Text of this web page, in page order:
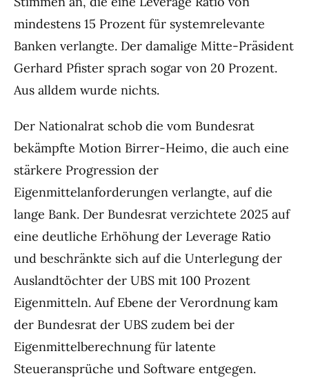
mindestens 15 Prozent für systemrelevante
Banken verlangte. Der damalige Mitte-Präsident
Gerhard Pfister sprach sogar von 20 Prozent.
Aus alldem wurde nichts.
Der Nationalrat schob die vom Bundesrat
bekämpfte Motion Birrer-Heimo, die auch eine
stärkere Progression der
Eigenmittelanforderungen verlangte, auf die
lange Bank. Der Bundesrat verzichtete 2025 auf
eine deutliche Erhöhung der Leverage Ratio
und beschränkte sich auf die Unterlegung der
Auslandtöchter der UBS mit 100 Prozent
Eigenmitteln. Auf Ebene der Verordnung kam
der Bundesrat der UBS zudem bei der
Eigenmittelberechnung für latente
Steueransprüche und Software entgegen.